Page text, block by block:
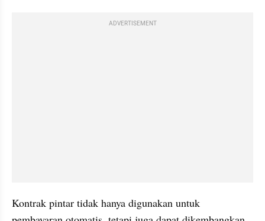
ADVERTISEMENT
Kontrak pintar tidak hanya digunakan untuk